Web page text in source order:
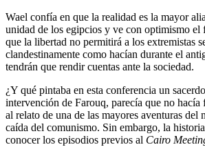
Wael confía en que la realidad es la mayor
unidad de los egipcios y ve con optimismo el
que la libertad no permitirá a los extremistas
clandestinamente como hacían durante el
tendrán que rendir cuentas ante la sociedad.
¿Y qué pintaba en esta conferencia un
intervención de Farouq, parecía que no hacía
al relato de una de las mayores aventuras del
caída del comunismo. Sin embargo, la
conocer los episodios previos al Cairo